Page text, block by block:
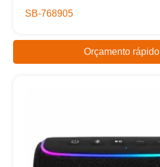
SB-768905
Orçamento rápido